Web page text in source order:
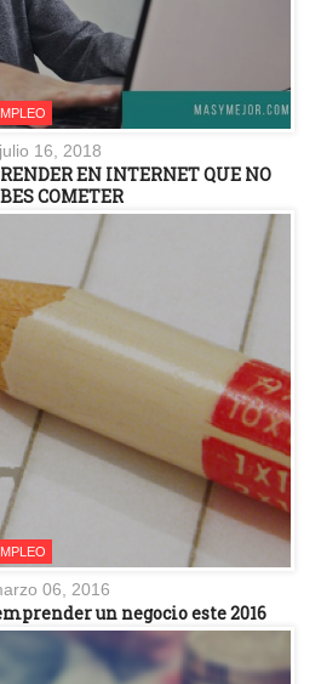
julio 16, 2018
EN INTERNET QUE NO
COMETER
06, 2016
un negocio este 2016